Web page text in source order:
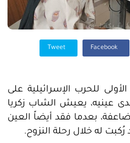
للحرب الإسرائيلية على
عينيه، يعيش الشاب زكريا
بعدما فقد أيضاً العين
رُكبت له خلال رحلة النزوح.